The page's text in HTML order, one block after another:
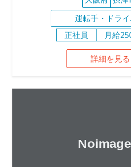
運転手・ドラ
正社員
月給
詳細を見る